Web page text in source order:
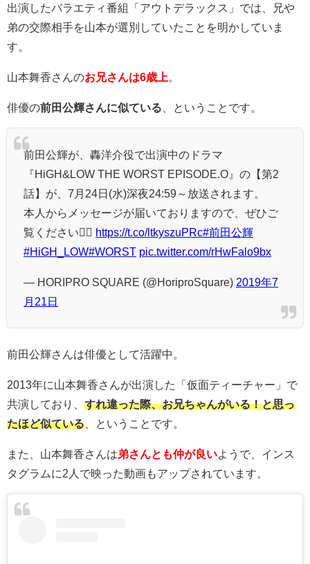
出演したバラエティ番組「アウトデラックス」では、兄や
弟の交際相手を山本が選別していたことを明かしていま
す。
山本舞香さんのお兄さんは6歳上
俳優の前田公輝さんに似ている 、ということです。
前田公輝が、轟洋介役で出演中のドラマ
『HiGH&LOW THE WORST EPISODE.O』の【第2
話】が、7月24日(水)深夜24:59～放送されます。
本人からメッセージが届いておりますので、ぜひご
覧ください💁‍♂️ https://t.co/ltkyszuPRc#前田公輝
#HiGH_LOW#WORST pic.twitter.com/rHwFalo9bx
— HORIPRO SQUARE (@HoriproSquare) 2019年7
月21日
前田公輝さんは俳優として活躍中。
2013年に山本舞香さんが出演した「仮面ティーチャー」で
共演しており、 すれ違った際、お兄ちゃんがいる！と思っ
たほど似ている 、ということです。
また、山本舞香さんは弟さんとも仲が良い ようで、インス
タグラムに2人で映った動画もアップされています。